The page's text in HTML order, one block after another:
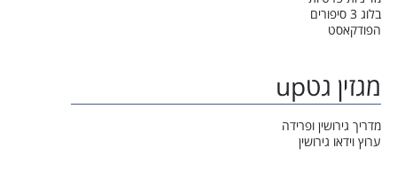
בלוג 3 סיפורים
הפודקאסט
מגזין גטup
מדריך גירושין ופרידה
ערוץ וידאו גירושין